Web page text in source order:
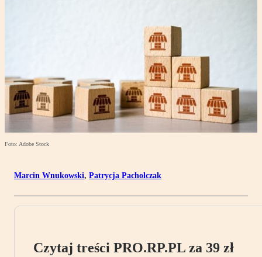
Foto: Adobe Stock
Marcin Wnukowski, Patrycja Pacholczak
Czytaj treści PRO.RP.PL za 39 zł